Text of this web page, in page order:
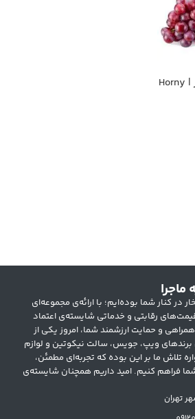
جویس هورنی آبنبات انگور | Horny
ماجرا
۱۳۹۹، با افتخار در کنار شما بوده‌ایم؛ با ارائه‌ی مجموعه‌ای
رقابتی و خدماتی شایسته‌ی اعتماد
و حمایت ارزشمند شما، امروز یکی از
برندهای ویپ، جویس، سالت نیکوتین و لوازم
تلاش ما بر این بوده که تجربه‌ای مطمئن،
فراهم کنیم. امید داریم همچنان شایسته‌ی
تهران